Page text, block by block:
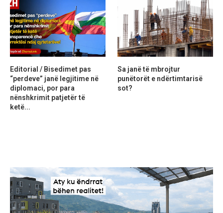
Editorial / Bisedimet pas
“perdeve” janë legjitime në
diplomaci, por para
nënshkrimit patjetër të
ketë...
Sa janë të mbrojtur
punëtorët e ndërtimtarisë
sot?